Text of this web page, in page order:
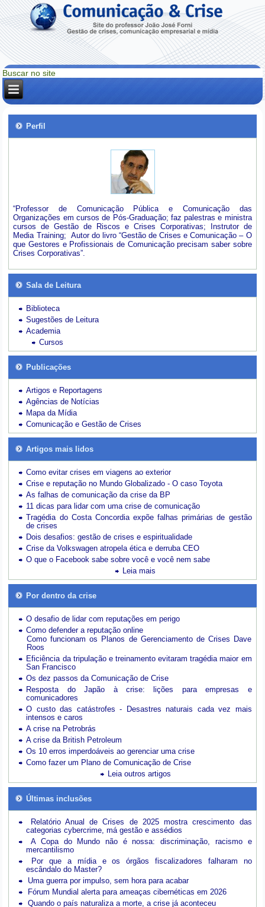
Perfil
“Professor de Comunicação Pública e Comunicação das
Organizações em cursos de Pós-Graduação; faz palestras e ministra
cursos de Gestão de Riscos e Crises Corporativas; Instrutor de
Media Training; Autor do livro “Gestão de Crises e Comunicação – O
que Gestores e Profissionais de Comunicação precisam saber sobre
Crises Corporativas”.
Sala de Leitura
Biblioteca
Sugestões de Leitura
Academia
Cursos
Publicações
Artigos e Reportagens
Agências de Notícias
Mapa da Mídia
Comunicação e Gestão de Crises
Artigos mais lidos
Como evitar crises em viagens ao exterior
Crise e reputação no Mundo Globalizado - O caso Toyota
As falhas de comunicação da crise da BP
11 dicas para lidar com uma crise de comunicação
Tragédia do Costa Concordia expõe falhas primárias de gestão
de crises
Dois desafios: gestão de crises e espiritualidade
Crise da Volkswagen atropela ética e derruba CEO
O que o Facebook sabe sobre você e você nem sabe
Leia mais
Por dentro da crise
O desafio de lidar com reputações em perigo
Como defender a reputação online
Como funcionam os Planos de Gerenciamento de Crises Dave
Roos
Eficiência da tripulação e treinamento evitaram tragédia maior em
San Francisco
Os dez passos da Comunicação de Crise
Resposta do Japão à crise: lições para empresas e
comunicadores
O custo das catástrofes -
Desastres naturais cada vez mais
intensos e caros
A crise na Petrobrás
A crise da British Petroleum
Os 10 erros imperdoáveis ao gerenciar uma crise
Como fazer um Plano de Comunicação de Crise
Leia outros artigos
Últimas inclusões
Relatório Anual de Crises de 2025 mostra crescimento das
categorias cybercrime, má gestão e assédios
A Copa do Mundo não é nossa: discriminação, racismo e
mercantilismo
Por que a mídia e os órgãos fiscalizadores falharam no
escândalo do Master?
Uma guerra por impulso, sem hora para acabar
Fórum Mundial alerta para ameaças cibernéticas em 2026
Quando o país naturaliza a morte, a crise já aconteceu